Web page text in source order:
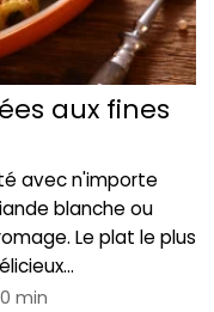
aux fines
avec n'importe
blanche ou
Le plat le plus
min